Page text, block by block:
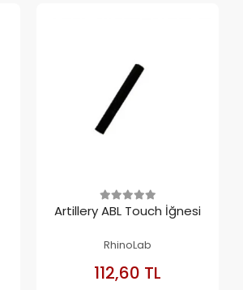
Artillery ABL Touch İğnesi
RhinoLab
112,60 TLSEPETE
EKLE